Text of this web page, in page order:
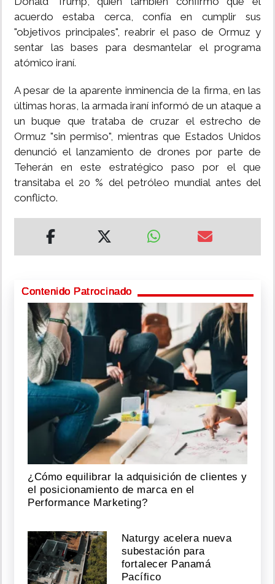
acuerdo estaba cerca, confía en cumplir sus
"objetivos principales", reabrir el paso de Ormuz y
sentar las bases para desmantelar el programa
atómico iraní.
A pesar de la aparente inminencia de la firma, en las
últimas horas, la armada iraní informó de un ataque a
un buque que trataba de cruzar el estrecho de
Ormuz "sin permiso", mientras que Estados Unidos
denunció el lanzamiento de drones por parte de
Teherán en este estratégico paso por el que
transitaba el 20 % del petróleo mundial antes del
conflicto.
Contenido Patrocinado
¿Cómo equilibrar la adquisición de clientes y
el posicionamiento de marca en el
Performance Marketing?
Naturgy acelera nueva
subestación para
fortalecer Panamá
Pacífico